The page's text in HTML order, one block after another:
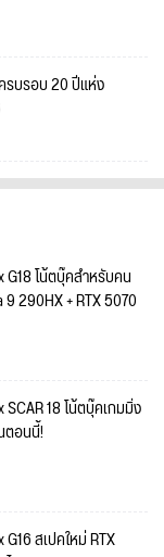
รบรอบ 20 ปีแห่ง
G18 โน้ตบุ๊คสำหรับคน
290HX + RTX 5070
18 โน้ตบุ๊คเกมมิ่ง
อนนี้!
สเปคใหม่ RTX